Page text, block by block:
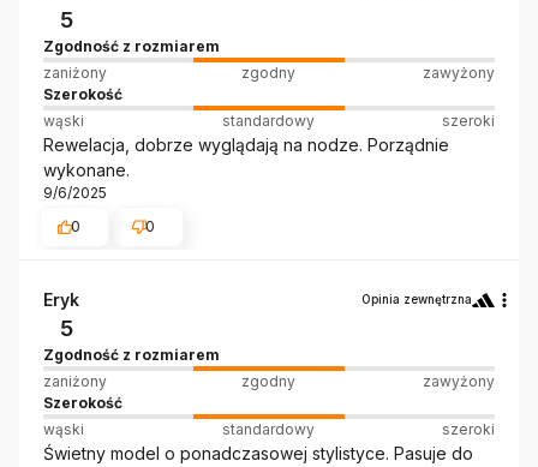
5
Zgodność z rozmiarem
zaniżony
zgodny
zawyżony
Szerokość
wąski
standardowy szeroki
Rewelacja, dobrze wyglądają na nodze. Porządnie
wykonane.
9/6/2025
0
0
Eryk Opinia zewnętrzna
5
Zgodność z rozmiarem
zaniżony
zgodny
zawyżony
Szerokość
wąski
standardowy szeroki
Świetny model o ponadczasowej stylistyce. Pasuje do